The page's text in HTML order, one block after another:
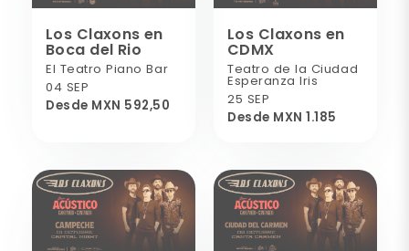
Los Claxons en
Boca del Rio
El Teatro Piano Bar
04 SEP
Desde MXN 592,50
Los Claxons en
CDMX
Teatro de la Ciudad
Esperanza Iris
25 SEP
Desde MXN 1.185